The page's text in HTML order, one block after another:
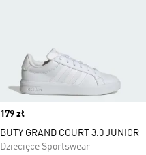
Price
179 zł
BUTY GRAND COURT 3.0 JUNIOR
Dziecięce Sportswear